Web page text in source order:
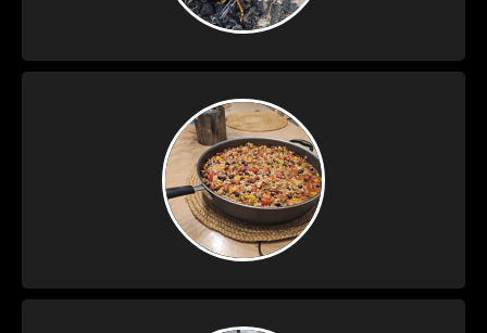
Davenport Dag 23